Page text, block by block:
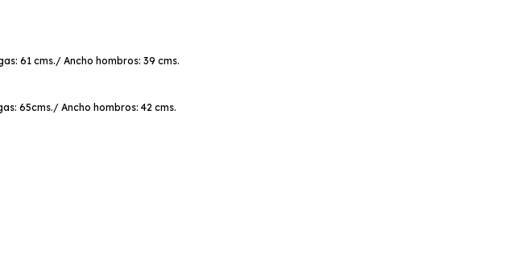
61 cms./ Ancho hombros: 39 cms.
65cms./ Ancho hombros: 42 cms.